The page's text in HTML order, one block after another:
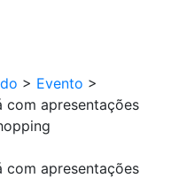
> Evento >
com apresentações
com apresentações